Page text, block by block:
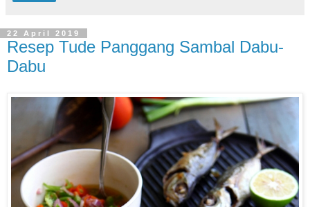
22 April 2019
Resep Tude Panggang Sambal Dabu-
Dabu